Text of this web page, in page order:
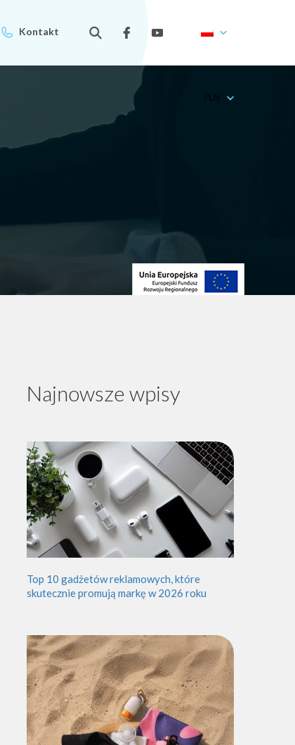
Kontakt
PLN
Najnowsze wpisy
Top 10 gadżetów reklamowych, które
skutecznie promują markę w 2026 roku